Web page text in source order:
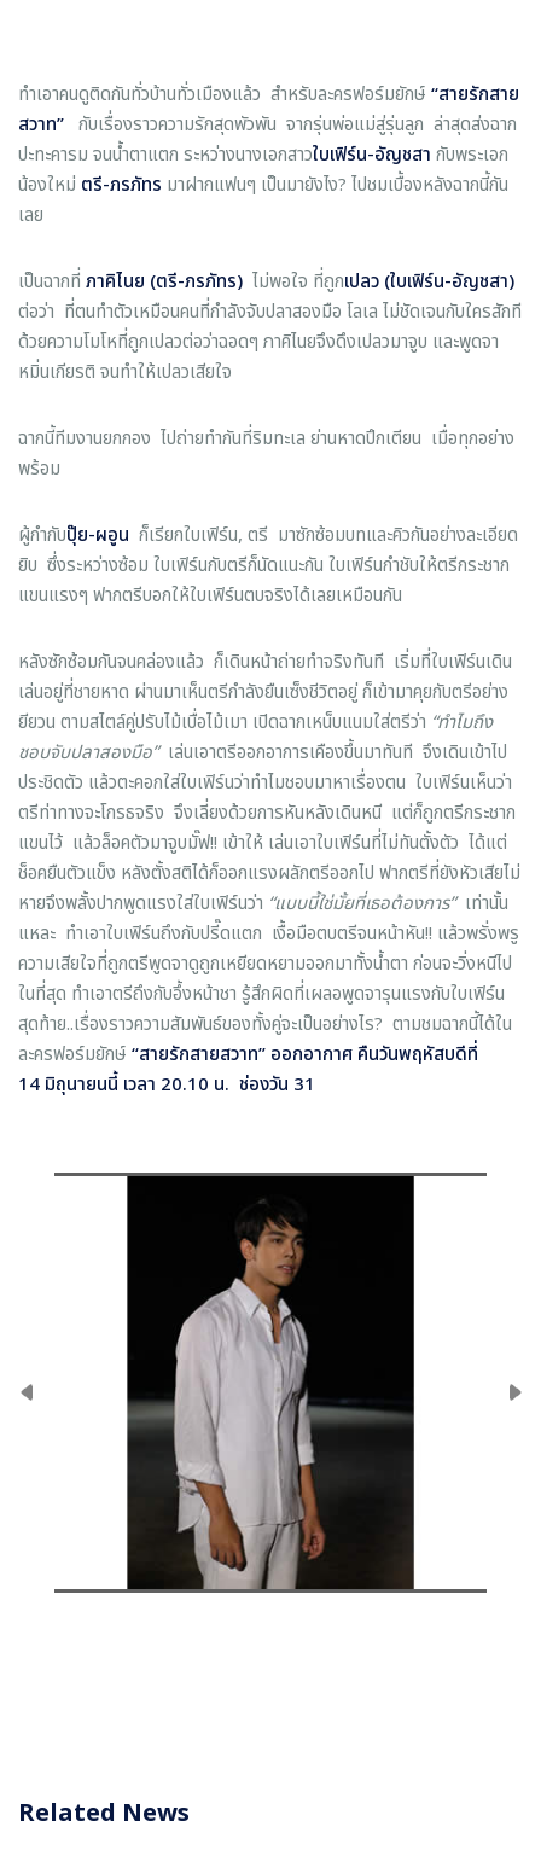
ทำเอาคนดูติดกันทั่วบ้านทั่วเมืองแล้ว สำหรับละครฟอร์มยักษ์ “สายรักสาย
สวาท” กับเรื่องราวความรักสุดพัวพัน จากรุ่นพ่อแม่สู่รุ่นลูก ล่าสุดส่งฉาก
ปะทะคารม จนน้ำตาแตก ระหว่างนางเอกสาวใบเฟิร์น-อัญชสา กับพระเอก
น้องใหม่ ตรี-ภรภัทร มาฝากแฟนๆ เป็นมายังไง? ไปชมเบื้องหลังฉากนี้กัน
เลย
เป็นฉากที่ ภาคิไนย (ตรี-ภรภัทร) ไม่พอใจ ที่ถูกเปลว (ใบเฟิร์น-อัญชสา)
ต่อว่า ที่ตนทำตัวเหมือนคนที่กำลังจับปลาสองมือ โลเล ไม่ชัดเจนกับใครสักที
ด้วยความโมโหที่ถูกเปลวต่อว่าฉอดๆ ภาคิไนยจึงดึงเปลวมาจูบ และพูดจา
หมิ่นเกียรติ จนทำให้เปลวเสียใจ
ฉากนี้ทีมงานยกกอง ไปถ่ายทำกันที่ริมทะเล ย่านหาดปึกเตียน เมื่อทุกอย่าง
พร้อม
ผู้กำกับปุ๊ย-ผอูน ก็เรียกใบเฟิร์น, ตรี มาซักซ้อมบทและคิวกันอย่างละเอียด
ยิบ ซึ่งระหว่างซ้อม ใบเฟิร์นกับตรีก็นัดแนะกัน ใบเฟิร์นกำชับให้ตรีกระชาก
แขนแรงๆ ฟากตรีบอกให้ใบเฟิร์นตบจริงได้เลยเหมือนกัน
หลังซักซ้อมกันจนคล่องแล้ว ก็เดินหน้าถ่ายทำจริงทันที เริ่มที่ใบเฟิร์นเดิน
เล่นอยู่ที่ชายหาด ผ่านมาเห็นตรีกำลังยืนเซ็งชีวิตอยู่ ก็เข้ามาคุยกับตรีอย่าง
ยียวน ตามสไตล์คู่ปรับไม้เบื่อไม้เมา เปิดฉากเหน็บแนมใส่ตรีว่า “ทำไมถึง
ชอบจับปลาสองมือ”เล่นเอาตรีออกอาการเคืองขึ้นมาทันที จึงเดินเข้าไป
ประชิดตัว แล้วตะคอกใส่ใบเฟิร์นว่าทำไมชอบมาหาเรื่องตน ใบเฟิร์นเห็นว่า
ตรีท่าทางจะโกรธจริง จึงเลี่ยงด้วยการหันหลังเดินหนี แต่ก็ถูกตรีกระชาก
แขนไว้ แล้วล็อคตัวมาจูบมั๊ฟ!! เข้าให้ เล่นเอาใบเฟิร์นที่ไม่ทันตั้งตัว ได้แต่
ช็อคยืนตัวแข็ง หลังตั้งสติได้ก็ออกแรงผลักตรีออกไป ฟากตรีที่ยังหัวเสียไม่
หายจึงพลั้งปากพูดแรงใส่ใบเฟิร์นว่า “แบบนี้ใช่มั้ยที่เธอต้องการ”เท่านั้น
แหละ ทำเอาใบเฟิร์นถึงกับปรี๊ดแตก เงื้อมือตบตรีจนหน้าหัน!! แล้วพรั่งพรู
ความเสียใจที่ถูกตรีพูดจาดูถูกเหยียดหยามออกมาทั้งน้ำตา ก่อนจะวิ่งหนีไป
ในที่สุด ทำเอาตรีถึงกับอึ้งหน้าชา รู้สึกผิดที่เผลอพูดจารุนแรงกับใบเฟิร์น
สุดท้าย..เรื่องราวความสัมพันธ์ของทั้งคู่จะเป็นอย่างไร? ตามชมฉากนี้ได้ใน
ละครฟอร์มยักษ์ “สายรักสายสวาท” ออกอากาศ คืนวันพฤหัสบดีที่
14 มิถุนายนนี้ เวลา 20.10 น. ช่องวัน 31
Related News